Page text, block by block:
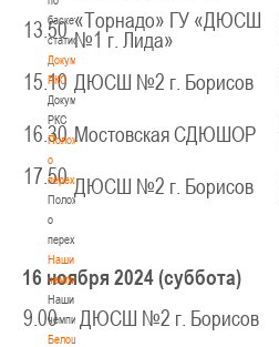
баскетбольной
статистике
Документы
РКС
Документы
РКС
Положение
о
переходах
Положение
о
переходах
Наши
чемпионы
Наши
чемпионы
Белошапко
13.50 «Торнадо» ГУ «ДЮСШ
№1 г. Лида»
15.10 ДЮСШ №2 г. Борисов
16.30 Мостовская СДЮШОР
17.50ДЮСШ №2 г. Борисов
16 ноября 2024 (суббота)
9.00
ДЮСШ №2 г. Борисов